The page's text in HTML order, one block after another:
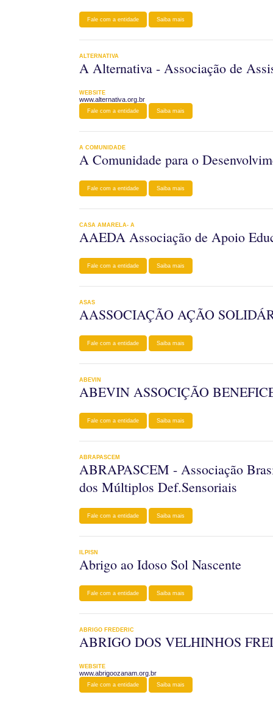
Fale com a entidade Saiba mais
ALTERNATIVA
A Alternativa - Associação de
WEBSITE
www.alternativa.org.br
Fale com a entidade Saiba mais
A COMUNIDADE
A Comunidade para o
Fale com a entidade Saiba mais
CASA AMARELA- A
AAEDA Associação de Apoio
Fale com a entidade Saiba mais
ASAS
AASSOCIAÇÃO AÇÃO
Fale com a entidade Saiba mais
ABEVIN
ABEVIN ASSOCIÇÃO
Fale com a entidade Saiba mais
ABRAPASCEM
ABRAPASCEM - Associação
dos Múltiplos Def.Sensoriais
Fale com a entidade Saiba mais
ILPISN
Abrigo ao Idoso Sol Nascente
Fale com a entidade Saiba mais
ABRIGO FREDERIC
ABRIGO DOS VELHINHOS
WEBSITE
www.abrigoozanam.org.br
Fale com a entidade Saiba mais